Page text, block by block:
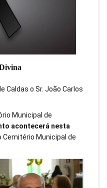
Caldas o Sr. João Carlos
Municipal de
acontecerá nesta
Cemitério Municipal de